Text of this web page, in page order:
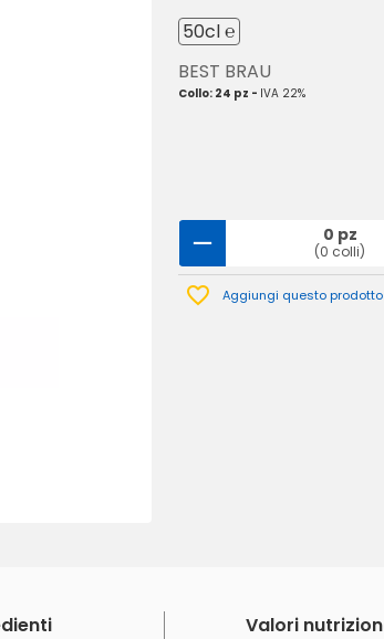
50cl ℮
BEST BRAU
Collo: 24 pz - IVA 22%
0 pz
(0 colli)
Aggiungi questo
Valori